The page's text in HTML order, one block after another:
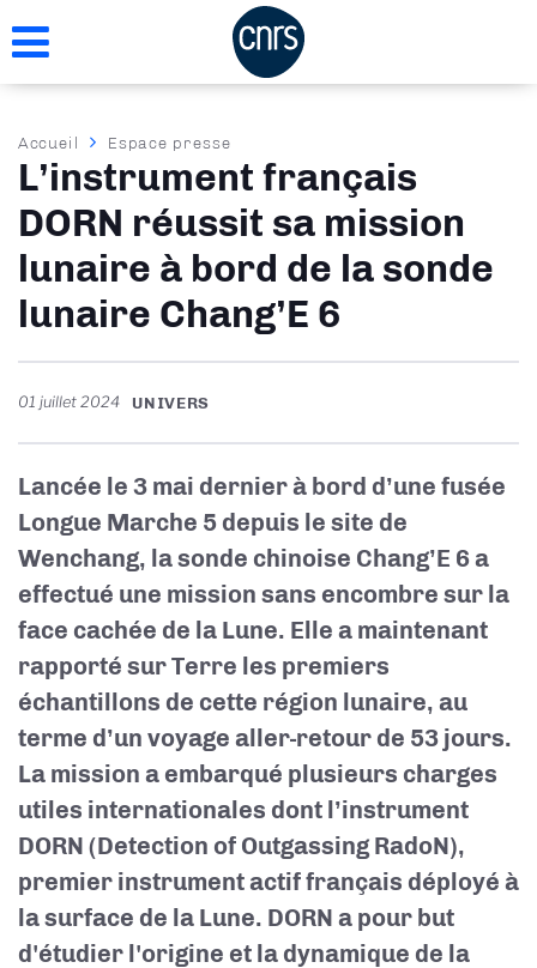
au
Fil
d'Ariane
Accueil Espace presse
L’instrument français
DORN réussit sa mission
lunaire à bord de la sonde
lunaire Chang’E 6
01 juillet 2024 UNIVERS
Lancée le 3 mai dernier à bord d’une fusée
Longue Marche 5 depuis le site de
Wenchang, la sonde chinoise Chang’E 6 a
effectué une mission sans encombre sur la
face cachée de la Lune. Elle a maintenant
rapporté sur Terre les premiers
échantillons de cette région lunaire, au
terme d’un voyage aller-retour de 53 jours.
La mission a embarqué plusieurs charges
utiles internationales dont l’instrument
DORN (Detection of Outgassing RadoN),
premier instrument actif français déployé à
la surface de la Lune. DORN a pour but
d'étudier l'origine et la dynamique de la